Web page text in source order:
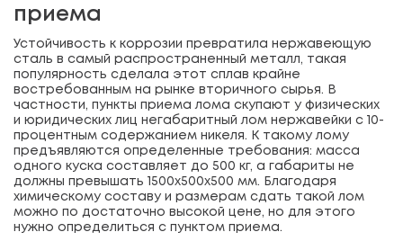
приема
Устойчивость к коррозии превратила нержавеющую
сталь в самый распространенный металл, такая
популярность сделала этот сплав крайне
востребованным на рынке вторичного сырья. В
частности, пункты приема лома скупают у физических
и юридических лиц негабаритный лом нержавейки с 10-
процентным содержанием никеля. К такому лому
предъявляются определенные требования: масса
одного куска составляет до 500 кг, а габариты не
должны превышать 1500х500х500 мм. Благодаря
химическому составу и размерам сдать такой лом
можно по достаточно высокой цене, но для этого
нужно определиться с пунктом приема.